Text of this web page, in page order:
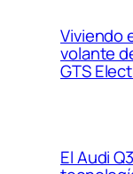
Viviendo
volante
GTS
El Audi